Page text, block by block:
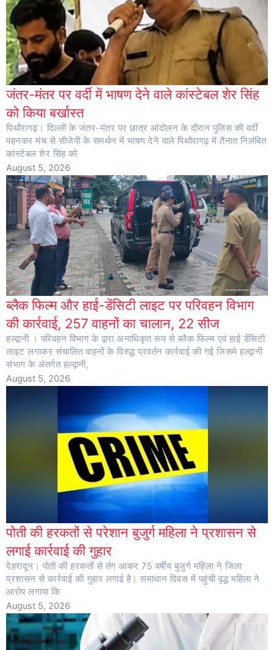
जंतर-मंतर पर वर्दी में भाषण देने वाले कांस्टेबल शेर सिंह
को किया बर्खास्त
पिथौरागढ़। दिल्ली के जंतर-मंतर पर छात्र आंदोलन के दौरान पुलिस की वर्दी
पहनकर मंच से सीजेपी के समर्थन में भाषण देने वाले पिथौरागढ़ में तैनात निलंबित
कांस्टेबल शेर सिंह को
August 5, 2026
ब्लैक फिल्म और हाई-डेंसिटी लाइट पर परिवहन विभाग
की कार्रवाई, 257 वाहनों का चालान, 22 सीज
हल्द्वानी । परिवहन विभाग के द्वारा अनाधिकृत रूप से ब्लैक फिल्म एवं हाई डेंसिटी
लाइट लगाकर संचालित वाहनों के विरुद्ध प्रवर्तन कार्रवाई की गई जिसमे हल्द्वानी
संभाग के अंतर्गत हल्द्वानी,
August 5, 2026
पोती की हरकतों से परेशान बुजुर्ग महिला ने प्रशासन से
लगाई कार्रवाई की गुहार
देहरादून। पोती की हरकतों से तंग आकर 75 वर्षीय बुजुर्ग महिला ने जिला
प्रशासन से कार्रवाई की गुहार लगाई है। समाधान दिवस में पहुंची वृद्ध महिला ने
आरोप लगाया कि
August 5, 2026